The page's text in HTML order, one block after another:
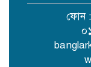
ফোন